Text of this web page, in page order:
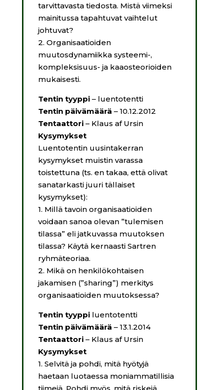
tarvittavasta tiedosta. Mistä viimeksi
mainitussa tapahtuvat vaihtelut
johtuvat?
2. Organisaatioiden
muutosdynamiikka systeemi-,
kompleksisuus- ja kaaosteorioiden
mukaisesti.
Tentin tyyppi– luentotentti
Tentin päivämäärä – 10.12.2012
Tentaattori– Klaus af Ursin
Kysymykset
Luentotentin uusintakerran
kysymykset muistin varassa
toistettuna (ts. en takaa, että olivat
sanatarkasti juuri tällaiset
kysymykset):
1. Millä tavoin organisaatioiden
voidaan sanoa olevan ”tulemisen
tilassa” eli jatkuvassa muutoksen
tilassa? Käytä kernaasti Sartren
ryhmäteoriaa.
2. Mikä on henkilökohtaisen
jakamisen (”sharing”) merkitys
organisaatioiden muutoksessa?
Tentin tyyppiluentotentti
Tentin päivämäärä – 13.1.2014
Tentaattori– Klaus af Ursin
Kysymykset
1. Selvitä ja pohdi, mitä hyötyjä
haetaan luotaessa moniammatillisia